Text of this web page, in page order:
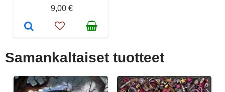
9,00 €
Samankaltaiset tuotteet